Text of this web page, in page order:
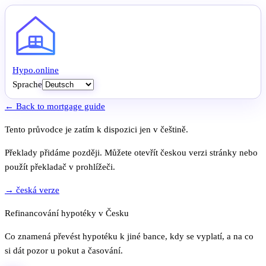
Hypo.online
Sprache
← Back to mortgage guide
Tento průvodce je zatím k dispozici jen v češtině.
Překlady přidáme později. Můžete otevřít českou verzi stránky nebo
použít překladač v prohlížeči.
→ česká verze
Refinancování hypotéky v Česku
Co znamená převést hypotéku k jiné bance, kdy se vyplatí, a na co
si dát pozor u pokut a časování.